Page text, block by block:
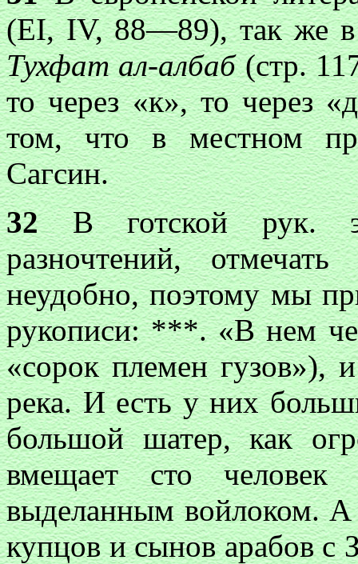
(EI, IV, 88—89), так же в
Тухфат ал-албаб(стр.
то через «к», то через
том, что в местном
Сагсин.
32В готской рук.
разночтений,
неудобно, поэтому мы
рукописи: ***. «В нем
«сорок племен гузов»),
река. И есть у них
большой шатер, как
вмещает сто
выделанным войлоком. А
купцов и сынов арабов с